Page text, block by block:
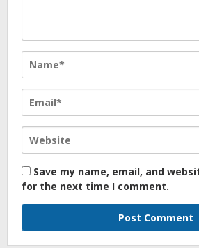
Save my name, email, and
for the next time I comment.